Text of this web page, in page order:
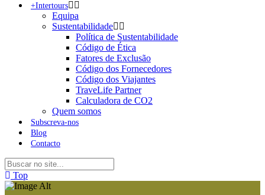
+Intertours
Equipa
Sustentabilidade
Política de Sustentabilidade
Código de Ética
Fatores de Exclusão
Código dos Fornecedores
Código dos Viajantes
TraveLife Partner
Calculadora de CO2
Quem somos
Subscreva-nos
Blog
Contacto
Top